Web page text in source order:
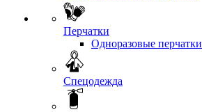
Перчатки
Одноразовые перчатки
Спецодежда